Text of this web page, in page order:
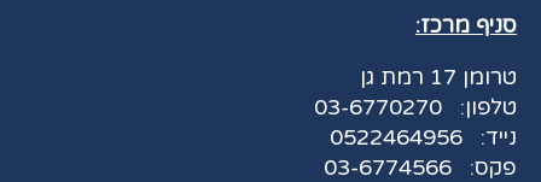
סניף מרכז:
טרומן 17 רמת גן
טלפון:
03-6770270
נייד:
0522464956
פקס:
03-6774566